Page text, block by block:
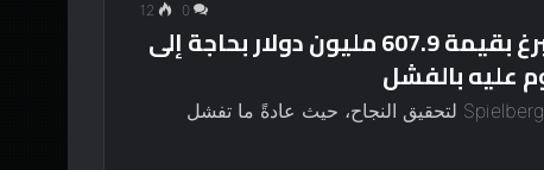
0
12
التكملة القادمة لفيلم ستيفن سبيلبرغ بقيمة 607.9 مليون دولار بحاجة إلى
ملخص يحتاج Ready Player Two إلى كسر اتجاه Spielberg لتحقيق النجاح، حيث عادةً ما تفشل